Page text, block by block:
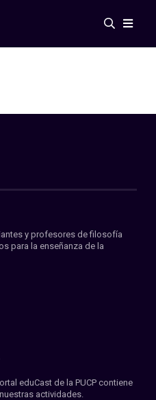
y profesores de filosofía
para la enseñanza de la
eduCast de la PUCP contiene
actividades.